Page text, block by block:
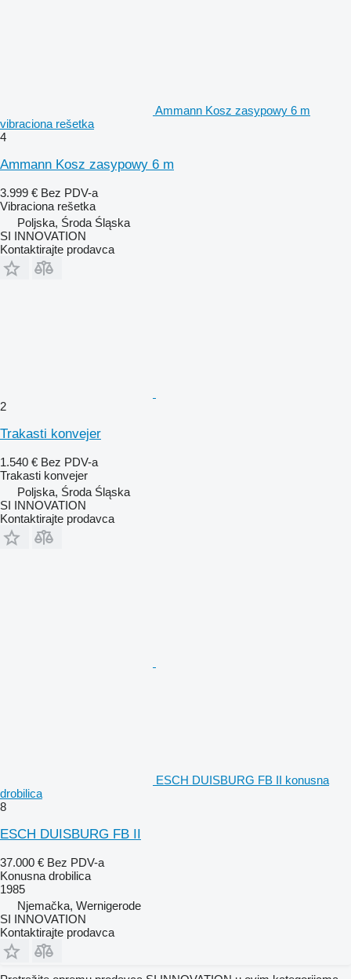
Ammann Kosz zasypowy 6 m
vibraciona rešetka
4
Ammann Kosz zasypowy 6 m
3.999 € Bez PDV-a
Vibraciona rešetka
Poljska, Środa Śląska
SI INNOVATION
Kontaktirajte prodavca
2
Trakasti konvejer
1.540 € Bez PDV-a
Trakasti konvejer
Poljska, Środa Śląska
SI INNOVATION
Kontaktirajte prodavca
ESCH DUISBURG FB II konusna
drobilica
8
ESCH DUISBURG FB II
37.000 € Bez PDV-a
Konusna drobilica
1985
Njemačka, Wernigerode
SI INNOVATION
Kontaktirajte prodavca